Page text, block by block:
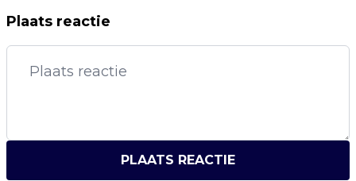
Plaats reactie
PLAATS REACTIE